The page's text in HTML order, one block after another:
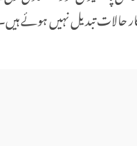
حالات تبدیل نہیں ہوئے